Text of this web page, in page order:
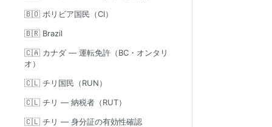
🇧🇴 ボリビア国民（CI）
🇧🇷 Brazil
🇨🇦 カナダ — 運転免許（BC・オンタリ
オ）
🇨🇱 チリ国民（RUN）
🇨🇱 チリ — 納税者（RUT）
🇨🇱 チリ — 身分証の有効性確認